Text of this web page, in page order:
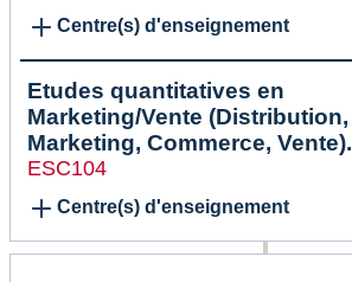
Centre(s) d'enseignement
Etudes quantitatives en
Marketing/Vente (Distribution,
Marketing, Commerce, Vente).
ESC104
Centre(s) d'enseignement